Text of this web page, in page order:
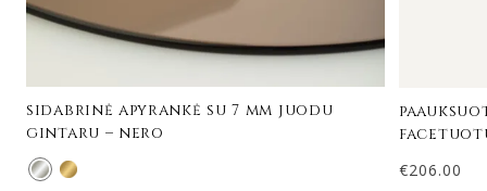
sidabrinė apyrankė su 7 mm juodu
gintaru – nero
€206.00